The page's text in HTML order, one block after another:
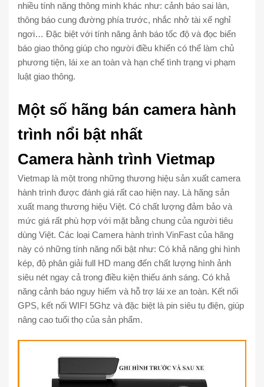
nhiều tính năng thông minh khác như: cảnh báo sai làn,
thông báo cung đường phía trước, nhắc nhở tài xế nghỉ
ngơi… Đặc biệt với tính năng ảnh báo tốc độ và đọc biển
báo giao thông giúp cho người điều khiển có thể làm chủ
phương tiện, lái xe an toàn và hạn chế tình trạng vi phạm
luật giao thông.
Một số hãng bán camera hành
trình nổi bật nhất
Camera hành trình Vietmap
Vietmap là một trong những thương hiệu sản xuất camera
hành trình được đánh giá rất cao hiện nay. Là hãng sản
xuất mang thương hiệu Việt. Có chất lượng đảm bảo và
mức giá rất phù hợp với mặt bằng chung của người tiêu
dùng Việt. Các loại Camera hành trình VinFast của hãng
này có những tính năng nổi bật như: Có khả năng ghi hình
kép, độ phân giải full HD mang đến chất lượng hình ảnh
siêu nét ngay cả trong điều kiện thiếu ánh sáng. Có khả
năng cảnh báo nguy hiểm và hỗ trợ lái xe an toàn. Kết nối
GPS, kết nối WIFI 5Ghz và đặc biệt là pin siêu tụ điện, giúp
nâng cao tuổi thọ của sản phẩm.